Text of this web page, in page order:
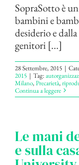
SopraSotto è
bambini e
desiderio e
genitori [...]
28 Settembre, 2015 |
2015 | Tag:
Milano,Precarietà,
Continua a leggere
Le mani
e sulla